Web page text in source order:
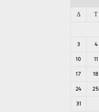
Δ Τ
3 4
10 11
17 18
24 25
31